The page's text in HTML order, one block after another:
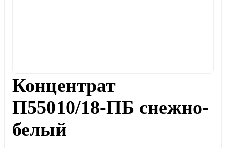
Концентрат
П55010/18-ПБ снежно-
белый